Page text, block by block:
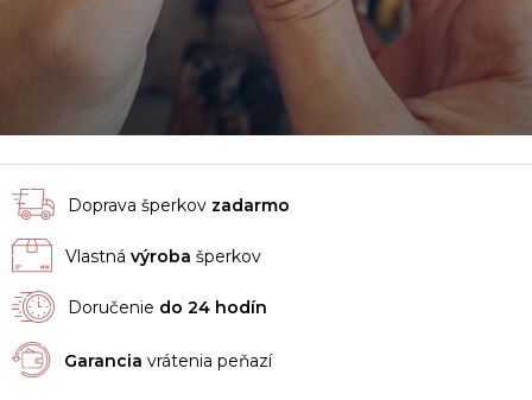
Doprava šperkov zadarmo
Vlastná výroba šperkov
Doručenie do 24 hodín
Garancia vrátenia peňazí